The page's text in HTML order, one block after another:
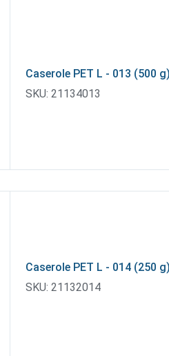
Caserole PET L - 013 (500
SKU: 21134013
Caserole PET L - 014 (250
SKU: 21132014